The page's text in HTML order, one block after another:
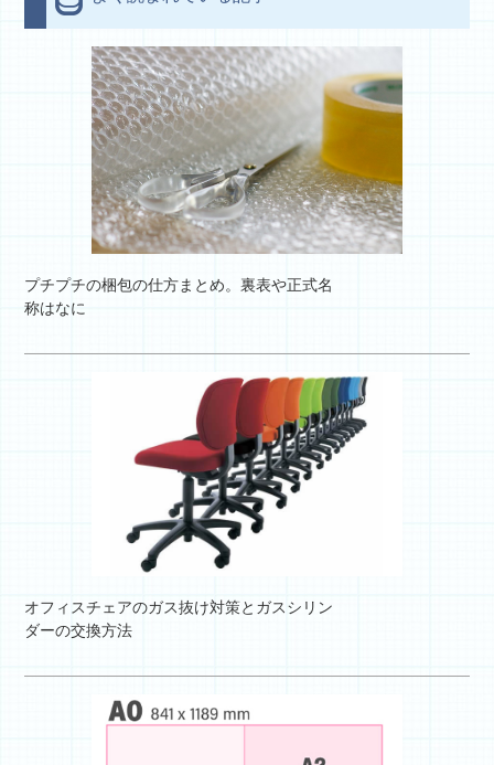
プチプチの梱包の仕方まとめ。裏表や正式名
称はなに
オフィスチェアのガス抜け対策とガスシリン
ダーの交換方法